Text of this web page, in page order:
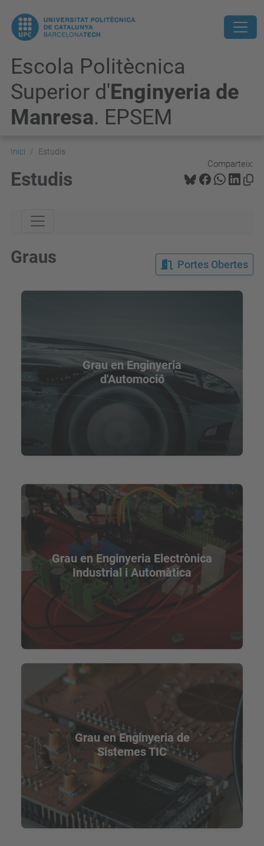
Escola Politècnica
Superior d'Enginyeria de
Manresa. EPSEM
Inici Estudis
Comparteix:
Estudis
Graus Portes Obertes
Grau en Enginyeria
d'Automoció
Grau en Enginyeria Electrònica
Industrial i Automàtica
Grau en Enginyeria de
Sistemes TIC